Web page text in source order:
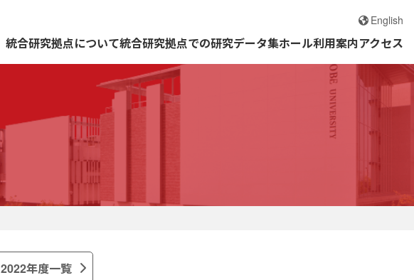
English
統合研究拠点について統合研究拠点での研究データ集ホール利用案内アクセス
2022年度一覧